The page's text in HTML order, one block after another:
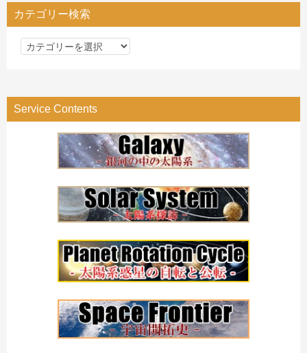
カテゴリー検索
カ
リ
ー
Service Contents